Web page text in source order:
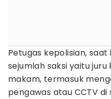
Petugas kepolisian,
sejumlah saksi yaitu
makam, termasuk
pengawas atau CCTV di